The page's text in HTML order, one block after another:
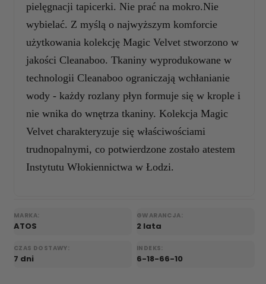
pielęgnacji tapicerki. Nie prać na mokro.Nie
wybielać. Z myślą o najwyższym komforcie
użytkowania kolekcję Magic Velvet stworzono w
jakości Cleanaboo. Tkaniny wyprodukowane w
technologii Cleanaboo ograniczają wchłanianie
wody - każdy rozlany płyn formuje się w krople i
nie wnika do wnętrza tkaniny. Kolekcja Magic
Velvet charakteryzuje się właściwościami
trudnopalnymi, co potwierdzone zostało atestem
Instytutu Włokiennictwa w Łodzi.
MARKA:
ATOS
GWARANCJA:
2 lata
CZAS DOSTAWY:
7 dni
INDEKS:
6-18-66-10